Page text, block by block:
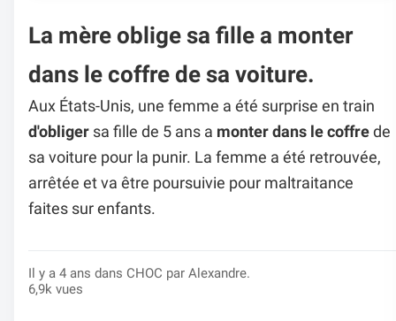
La mère oblige sa fille a monter
dans le coffre de sa voiture.
Aux États-Unis, une femme a été surprise en train
d'obliger sa fille de 5 ans a monter dans le coffre de
sa voiture pour la punir. La femme a été retrouvée,
arrêtée et va être poursuivie pour maltraitance
faites sur enfants.
Il y a 4 ans dans CHOC par Alexandre.
6,9k vues